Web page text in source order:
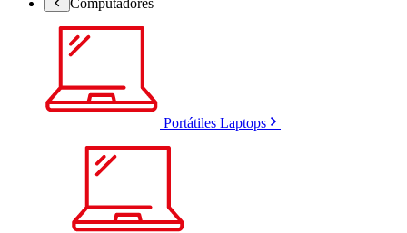
Portátiles Laptops